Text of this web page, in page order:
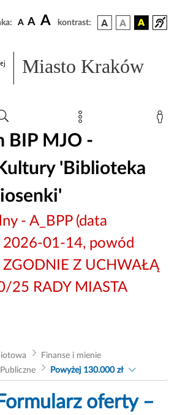
A A A kontrast:
Miasto Kraków
BIP MJO -
'Biblioteka
- A_BPP (data
2026-01-14, powód
Z UCHWAŁĄ
25 RADY MIASTA
Finanse i mienie
Powyżej 130.000 zł
oferty –